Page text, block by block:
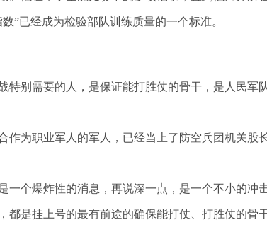
”已经成为检验部队训练质量的一个标准。
特别需要的人，是保证能打胜仗的骨干，是人民军
作为职业军人的军人，已经当上了防空兵团机关股
一个爆炸性的消息，再说深一点，是一个不小的冲
都是挂上号的最有前途的确保能打仗、打胜仗的骨